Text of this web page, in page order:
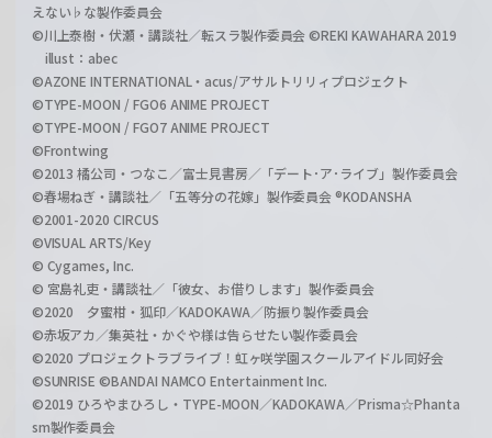
えない♭な製作委員会
©川上泰樹・伏瀬・講談社／転スラ製作委員会 ©REKI KAWAHARA 2019
illust：abec
©AZONE INTERNATIONAL・acus/アサルトリリィプロジェクト
©TYPE-MOON / FGO6 ANIME PROJECT
©TYPE-MOON / FGO7 ANIME PROJECT
©Frontwing
©2013 橘公司・つなこ／富士見書房／「デート･ア･ライブ」製作委員会
©春場ねぎ・講談社／「五等分の花嫁」製作委員会 ®KODANSHA
©2001-2020 CIRCUS
©VISUAL ARTS/Key
© Cygames, Inc.
© 宮島礼吏・講談社／「彼女、お借りします」製作委員会
©2020 夕蜜柑・狐印／KADOKAWA／防振り製作委員会
©赤坂アカ／集英社・かぐや様は告らせたい製作委員会
©2020 プロジェクトラブライブ！虹ヶ咲学園スクールアイドル同好会
©SUNRISE ©BANDAI NAMCO Entertainment Inc.
©2019 ひろやまひろし・TYPE-MOON／KADOKAWA／Prisma☆Phanta
sm製作委員会